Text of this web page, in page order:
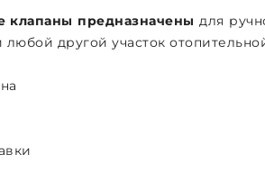
клапаны предназначены для
любой другой участок